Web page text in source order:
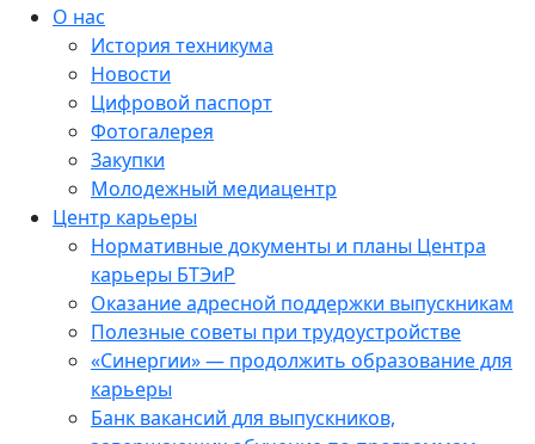
О нас
История техникума
Новости
Цифровой паспорт
Фотогалерея
Закупки
Молодежный медиацентр
Центр карьеры
Нормативные документы и планы Центра
карьеры БТЭиР
Оказание адресной поддержки выпускникам
Полезные советы при трудоустройстве
«Синергии» — продолжить образование для
карьеры
Банк вакансий для выпускников,